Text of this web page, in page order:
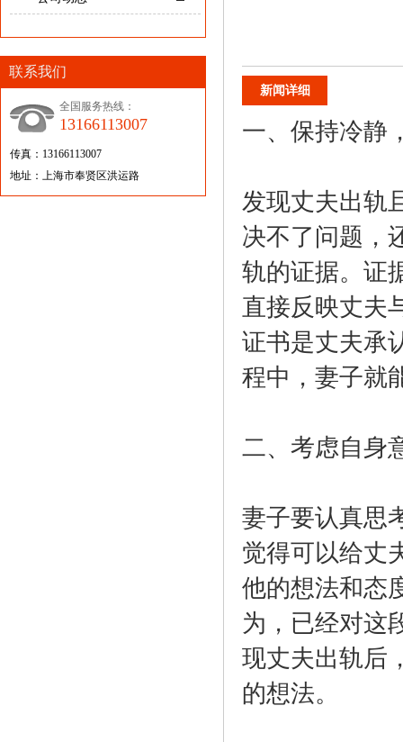
联系我们
全国服务热线：
13166113007
传真：13166113007
地址：上海市奉贤区洪运路
新闻详细
一、保持冷静
发现丈夫出轨
决不了问题，
轨的证据。证
直接反映丈夫
证书是丈夫承
程中，妻子就
二、考虑自身
妻子要认真思
觉得可以给丈
他的想法和态
为，已经对这
现丈夫出轨后
的想法。